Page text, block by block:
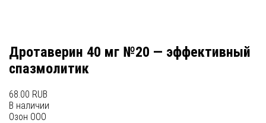
Дротаверин 40 мг №20 — эффективный
спазмолитик
68.00 RUB
В наличии
Озон ООО